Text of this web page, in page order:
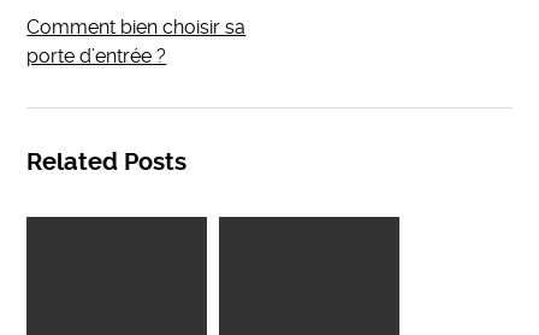
Comment bien choisir sa
porte d’entrée ?
Related Posts